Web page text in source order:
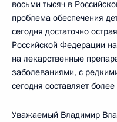
восьми тысяч в
проблема обеспечения
сегодня достаточно
Российской Федерации
на лекарственные
заболеваниями, с
сегодня составляет
Уважаемый Владимир